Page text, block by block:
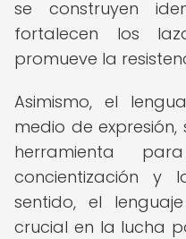
se construyen
fortalecen los
promueve la
Asimismo, el
medio de
herramienta
concientización y
sentido, el
crucial en la lucha